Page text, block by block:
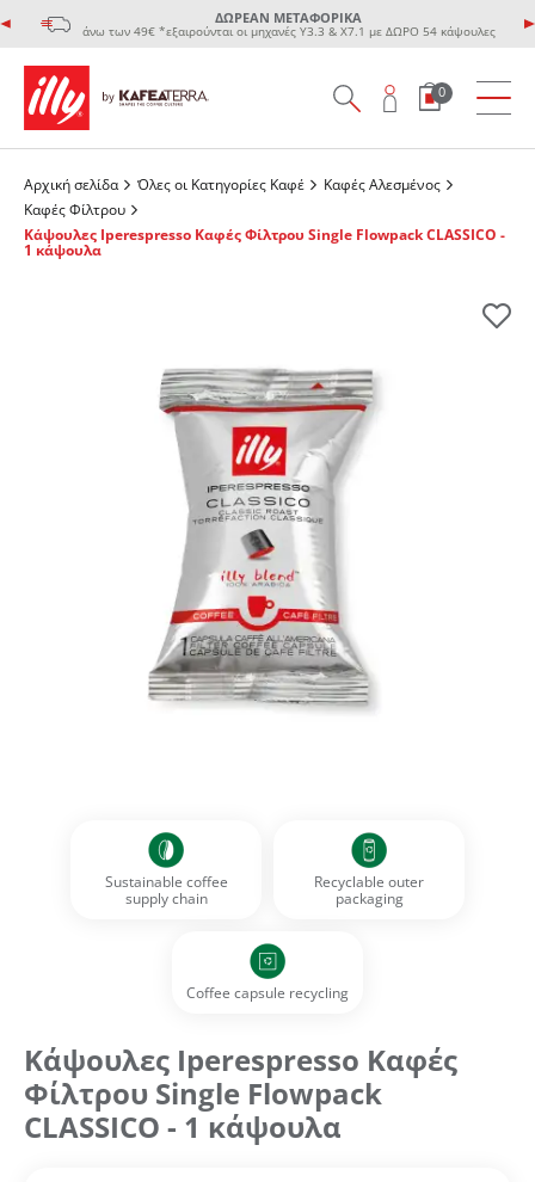
ΔΩΡΕΑΝ ΜΕΤΑΦΟΡΙΚΑ
άνω των 49€ *εξαιρούνται οι μηχανές Υ3.3 & Χ7.1 με ΔΩΡΟ 54 κάψουλες
0
Αρχική σελίδα Όλες οι Κατηγορίες Καφέ
Καφές Αλεσμένος
Καφές Φίλτρου
Κάψουλες Iperespresso Καφές Φίλτρου Single Flowpack CLASSICO -
1 κάψουλα
Sustainable coffee
supply chain
Recyclable outer
packaging
Coffee capsule recycling
Κάψουλες Iperespresso Καφές
Φίλτρου Single Flowpack
CLASSICO - 1 κάψουλα